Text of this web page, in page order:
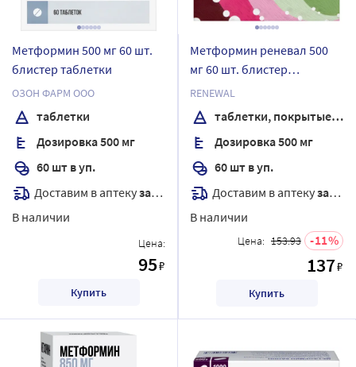
Метформин 500 мг 60 шт.
блистер таблетки
ОЗОН ФАРМ ООО
таблетки
Дозировка 500 мг
60 шт в уп.
Доставим в аптекузавтра
В наличии
Цена:
95₽
Купить
Метформин реневал 500
мг 60 шт. блистер
таблетки, покрытые
пленочной оболочкой
RENEWAL
таблетки, покрытые пленочной оболочкой
Дозировка 500 мг
60 шт в уп.
Доставим в аптекузавтра
В наличии
Цена: 153.93 11
137₽
Купить